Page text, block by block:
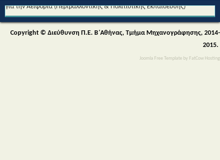
Joomla Free Template by FatCow Hosting
για την Αειφορία (Περιβαλλοντικής & Πολιτιστικής Εκπαίδευσης)
Copyright © Διεύθυνση Π.Ε. Β΄Αθήνας, Τμήμα Μηχανογράφησης, 2014-
2015.